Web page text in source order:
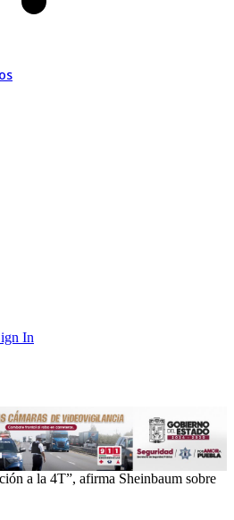
In
a la 4T”, afirma Sheinbaum sobre